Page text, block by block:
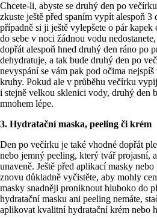
Chcete-li, abyste se druhý den po
zkuste ještě před spaním vypít alespoň
případně si ji ještě vylepšete o pár kapek
do sebe v noci žádnou vodu
dopřát alespoň hned druhý den ráno po
dehydratuje, a tak bude druhý den po
nevyspání se vám pak pod očima
kruhy. Pokud ale v průběhu večírku
i stejně velkou sklenici vody, druhý den
mnohem lépe.
3. Hydratační maska, peeling či krém
Den po večírku je také vhodné dopřát
nebo jemný peeling, který tvář projasní,
unaveně. Ještě před aplikací masky
znovu důkladně vyčistěte, aby mohly
masky snadněji proniknout hluboko do
hydratační masku ani peeling nemáte,
aplikovat kvalitní hydratační krém nebo